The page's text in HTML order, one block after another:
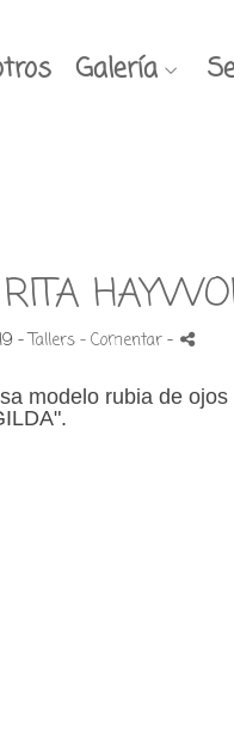
Galería
-Tallers- Comentar-
modelo rubia de